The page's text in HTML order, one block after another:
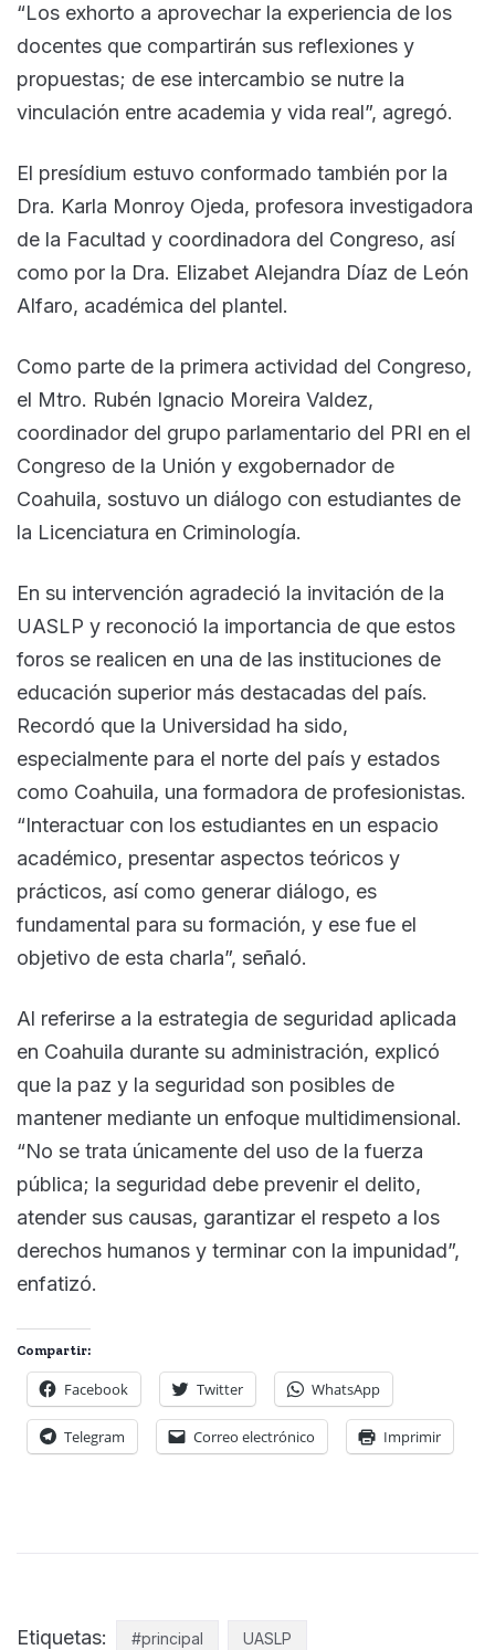
“Los exhorto a aprovechar la experiencia de los
docentes que compartirán sus reflexiones y
propuestas; de ese intercambio se nutre la
vinculación entre academia y vida real”, agregó.
El presídium estuvo conformado también por la
Dra. Karla Monroy Ojeda, profesora investigadora
de la Facultad y coordinadora del Congreso, así
como por la Dra. Elizabet Alejandra Díaz de León
Alfaro, académica del plantel.
Como parte de la primera actividad del Congreso,
el Mtro. Rubén Ignacio Moreira Valdez,
coordinador del grupo parlamentario del PRI en el
Congreso de la Unión y exgobernador de
Coahuila, sostuvo un diálogo con estudiantes de
la Licenciatura en Criminología.
En su intervención agradeció la invitación de la
UASLP y reconoció la importancia de que estos
foros se realicen en una de las instituciones de
educación superior más destacadas del país.
Recordó que la Universidad ha sido,
especialmente para el norte del país y estados
como Coahuila, una formadora de profesionistas.
“Interactuar con los estudiantes en un espacio
académico, presentar aspectos teóricos y
prácticos, así como generar diálogo, es
fundamental para su formación, y ese fue el
objetivo de esta charla”, señaló.
Al referirse a la estrategia de seguridad aplicada
en Coahuila durante su administración, explicó
que la paz y la seguridad son posibles de
mantener mediante un enfoque multidimensional.
“No se trata únicamente del uso de la fuerza
pública; la seguridad debe prevenir el delito,
atender sus causas, garantizar el respeto a los
derechos humanos y terminar con la impunidad”,
enfatizó.
Compartir:
Facebook Twitter WhatsApp
Telegram Correo electrónico Imprimir
Etiquetas: #principal UASLP